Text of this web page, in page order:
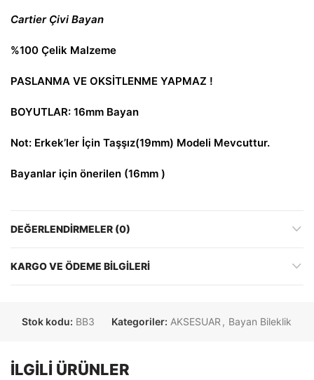
Cartier Çivi Bayan
%100 Çelik Malzeme
PASLANMA VE OKSİTLENME YAPMAZ !
BOYUTLAR: 16mm Bayan
Not: Erkek’ler İçin Taşşız(19mm) Modeli Mevcuttur.
Bayanlar için önerilen (16mm )
DEĞERLENDIRMELER (0)
KARGO VE ÖDEME BILGILERI
Stok kodu: BB3 Kategoriler: AKSESUAR , Bayan Bileklik
İLGILI ÜRÜNLER